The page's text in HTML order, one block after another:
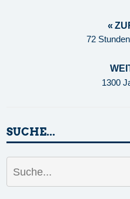
«
72
1300
SUCHE...